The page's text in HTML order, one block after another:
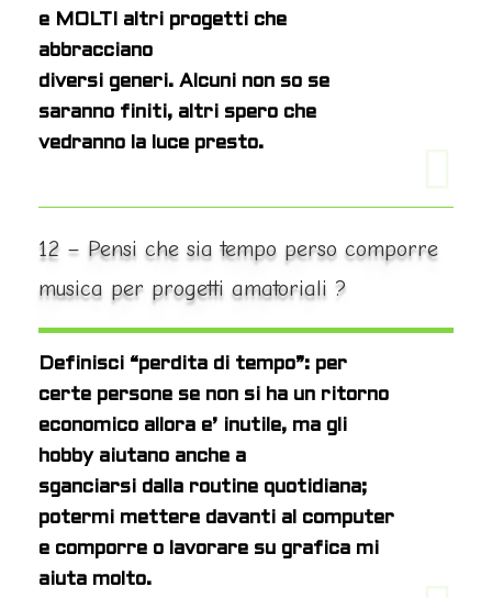
e MOLTI altri progetti che
abbracciano
diversi generi. Alcuni non so se
saranno finiti, altri spero che
vedranno la luce presto.
12 – Pensi che sia tempo perso comporre
musica per progetti amatoriali ?
Definisci “perdita di tempo”: per
certe persone se non si ha un ritorno
economico allora e’ inutile, ma gli
hobby aiutano anche a
sganciarsi dalla routine quotidiana;
potermi mettere davanti al computer
e comporre o lavorare su grafica mi
aiuta molto.